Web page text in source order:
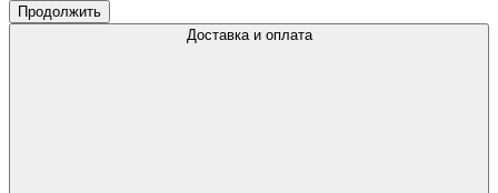
Продолжить
Доставка и оплата